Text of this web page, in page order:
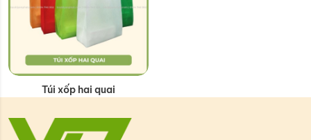
Túi xốp hai quai